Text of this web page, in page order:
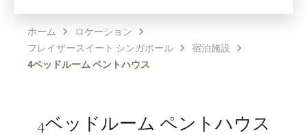
ホーム
ロケーション
フレイザースイート シンガポール
宿泊施設
4ベッドルーム ペントハウス
4ベッドルーム ペントハウス